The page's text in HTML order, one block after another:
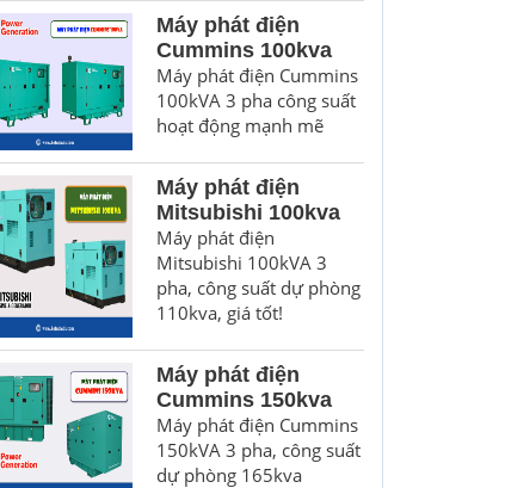
Máy phát điện
Cummins 100kva
Máy phát điện Cummins
100kVA 3 pha công suất
hoạt động mạnh mẽ
Máy phát điện
Mitsubishi 100kva
Máy phát điện
Mitsubishi 100kVA 3
pha, công suất dự phòng
110kva, giá tốt!
Máy phát điện
Cummins 150kva
Máy phát điện Cummins
150kVA 3 pha, công suất
dự phòng 165kva